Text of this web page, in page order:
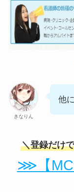
きなりん
他
＼登録だけ
⋙【MC